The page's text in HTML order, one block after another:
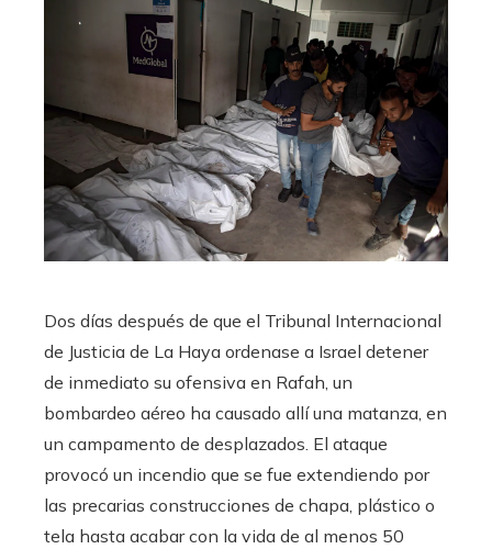
Dos días después de que el Tribunal Internacional
de Justicia de La Haya ordenase a Israel detener
de inmediato su ofensiva en Rafah, un
bombardeo aéreo ha causado allí una matanza, en
un campamento de desplazados. El ataque
provocó un incendio que se fue extendiendo por
las precarias construcciones de chapa, plástico o
tela hasta acabar con la vida de al menos 50